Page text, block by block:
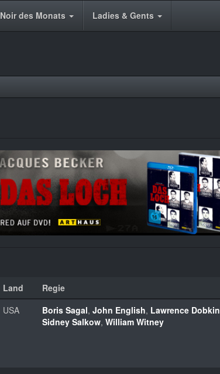
Noir des Monats Ladies & Gents
Land Regie
USA Boris Sagal, John English, Lawrence Dobkin
Sidney Salkow, William Witney